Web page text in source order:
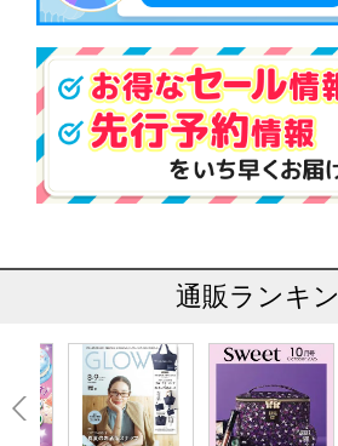
通販ランキ